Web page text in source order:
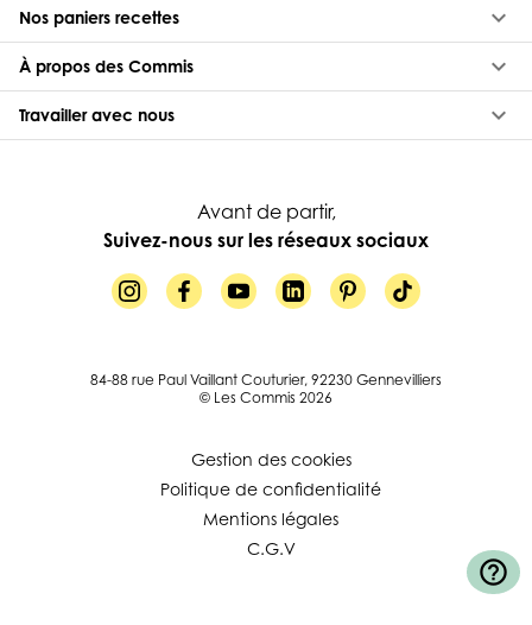
Nos paniers recettes keyboard_arrow_down
À propos des Commis keyboard_arrow_down
Travailler avec nous keyboard_arrow_down
Avant de partir,
Suivez-nous sur les réseaux sociaux
84-88 rue Paul Vaillant Couturier, 92230 Gennevilliers
© Les Commis 2026
Gestion des cookies
Politique de confidentialité
Mentions légales
C.G.V
help_outline